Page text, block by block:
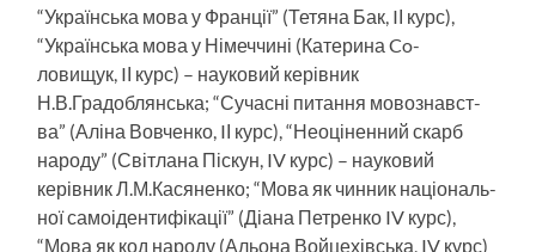
“Українська мова у Франції” (Тетяна Бак, IІ курс),
“Українська мова у Німеччині (Катерина Co-
ловищук, IІ курс) – науко­вий керівник
Н.В.Градоблянська; “Сучасні питання мовознавст­
ва” (Аліна Вовченко, IІ курс), “Неоціненний скарб
народу” (Світ­лана Піскун, IV курс) – науковий
керівник Л.М.Касяненко; “Мова як чинник національ­
ної самоідентифікації” (Діана Петренко IV курс),
“Мова як код народу (Альона Войцехівська, IV курс)